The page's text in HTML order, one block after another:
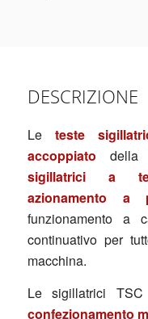
DESCRIZIONE
Le teste
accoppiato della
sigillatrici a
azionamento a
funzionamento a
continuativo per
macchina.
Le sigillatrici
confezionamento